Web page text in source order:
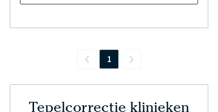
Previous
1 Next